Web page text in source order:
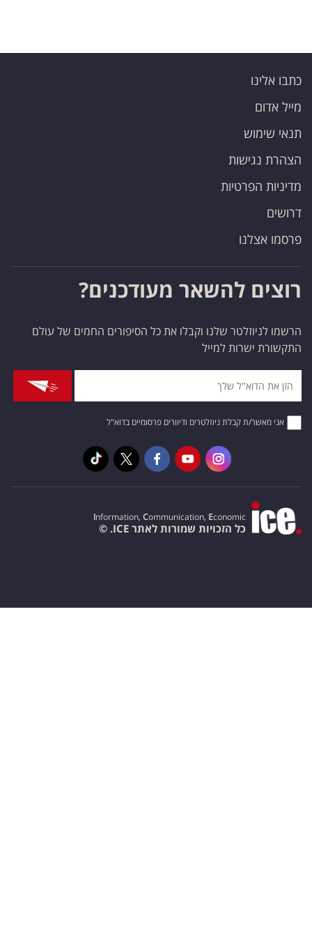
כתבו אלינו
מייל אדום
תנאי שימוש
הצהרת נגישות
מדיניות הפרטיות
דרושים
פרסמו אצלנו
רוצים להשאר מעודכנים?
הרשמו לניוזלטר שלנו וקבלו את כל הסיפורים החמים של עולם
התקשורת ישרות למייל
אני מאשר/ת קבלת ניוזלטרים ודיוורים פרסומיים בדוא"ל
Information, Communication, Economic
כל הזכויות שמורות לאתר ICE. ©